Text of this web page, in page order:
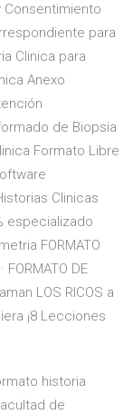
Consentimiento
para
Clinica para
Anexo
de Biopsia
Formato Libre
Clinicas
especializado
FORMATO
FORMATO DE
LOS RICOS a
¡8 Lecciones
historia
de